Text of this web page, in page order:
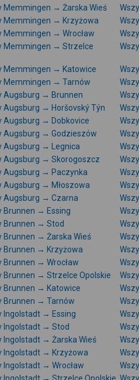
Memmingen → Żarska Wieś
Memmingen → Krzyżowa
Memmingen → Wrocław
Memmingen → Strzelce
Memmingen → Katowice
Memmingen → Tarnów
Augsburg → Brunnen
Augsburg → Horšovský Týn
Augsburg → Dobkovice
Augsburg → Godzieszów
Augsburg → Legnica
Augsburg → Skorogoszcz
Augsburg → Paczynka
Augsburg → Młoszowa
Augsburg → Czarna
Brunnen → Essing
Brunnen → Stod
Brunnen → Żarska Wieś
Brunnen → Krzyżowa
Brunnen → Wrocław
Brunnen → Strzelce Opolskie
Brunnen → Katowice
Brunnen → Tarnów
Ingolstadt → Essing
Ingolstadt → Stod
Ingolstadt → Żarska Wieś
Ingolstadt → Krzyżowa
Ingolstadt → Wrocław